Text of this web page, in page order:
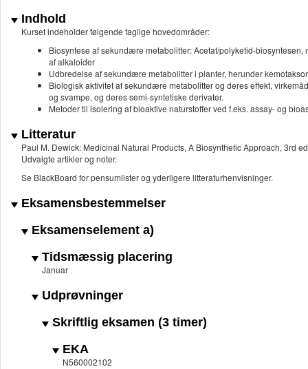
Indhold
Kurset indeholder følgende faglige hovedområder:
Biosyntese af sekundære metabolitter: Acetat/polyketid-
af alkaloider
Udbredelse af sekundære metabolitter i planter, herunder
Biologisk aktivitet af sekundære metabolitter og deres effekt,
og svampe, og deres semi-syntetiske derivater.
Metoder til isolering af bioaktive naturstoffer ved f.eks. assay- og
Litteratur
Paul M. Dewick: Medicinal Natural Products, A Biosynthetic Approach, 3rd
Udvalgte artikler og noter.
Se BlackBoard for pensumlister og yderligere litteraturhenvisninger.
Eksamensbestemmelser
Eksamenselement a)
Tidsmæssig placering
Januar
Udprøvninger
Skriftlig eksamen (3 timer)
EKA
N560002102